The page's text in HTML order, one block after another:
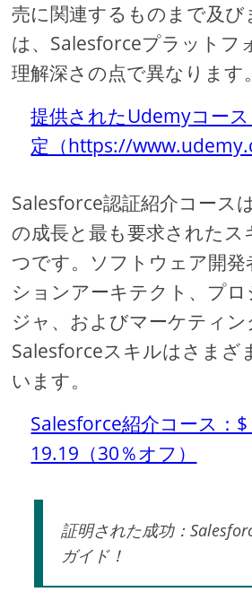
売に関連するものまで及び
は、Salesforceプラットフ
理解深さの点で異なります。
提供されたUdemyコー
定（https://
Salesforce認証紹介コース
の成長と最も要求されたス
つです。ソフトウェア開
ションアーキテクト、プ
ジャ、およびマーケティン
Salesforceスキルはさまざ
います。
Salesforce紹介コース：$
19.19（30％オフ）
証明された成功：
ガイド！